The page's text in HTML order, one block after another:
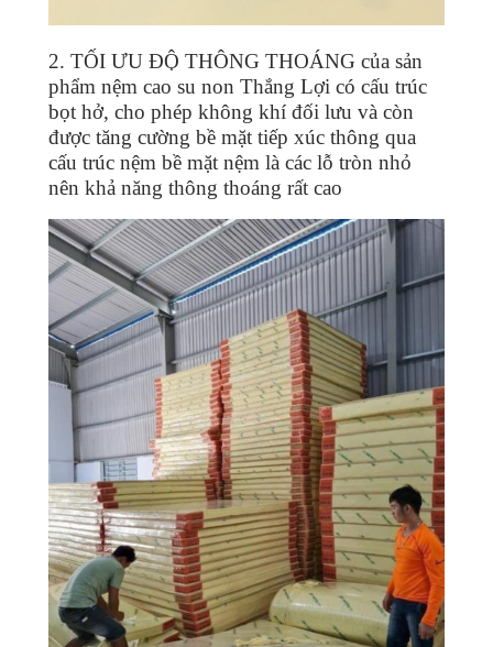
2. TỐI ƯU ĐỘ THÔNG THOÁNG của sản
phẩm nệm cao su non Thắng Lợi có cấu trúc
bọt hở, cho phép không khí đối lưu và còn
được tăng cường bề mặt tiếp xúc thông qua
cấu trúc nệm bề mặt nệm là các lỗ tròn nhỏ
nên khả năng thông thoáng rất cao